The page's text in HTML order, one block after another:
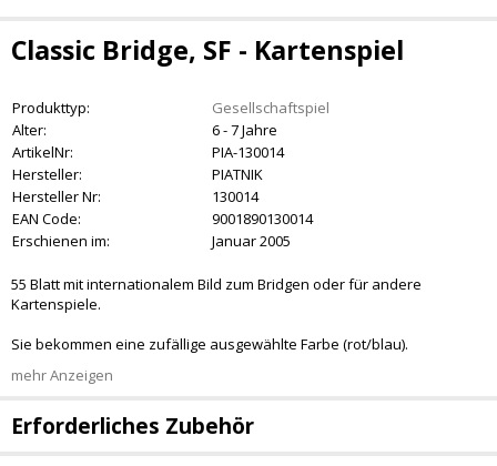
Classic Bridge, SF - Kartenspiel
Produkttyp:
Gesellschaftspiel
Alter:
6 - 7 Jahre
ArtikelNr:
PIA-130014
Hersteller:
PIATNIK
Hersteller Nr:
130014
EAN Code:
9001890130014
Erschienen im:
Januar 2005
55 Blatt mit internationalem Bild zum Bridgen oder für andere
Kartenspiele.
Sie bekommen eine zufällige ausgewählte Farbe (rot/blau).
mehr Anzeigen
Erforderliches Zubehör